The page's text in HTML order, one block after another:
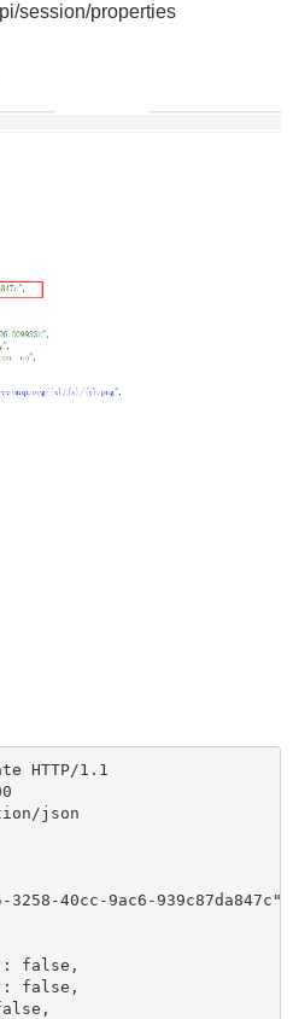
session/properties
HTTP/1.1
json
40cc-9ac6-939c87da847c",
false,
false,